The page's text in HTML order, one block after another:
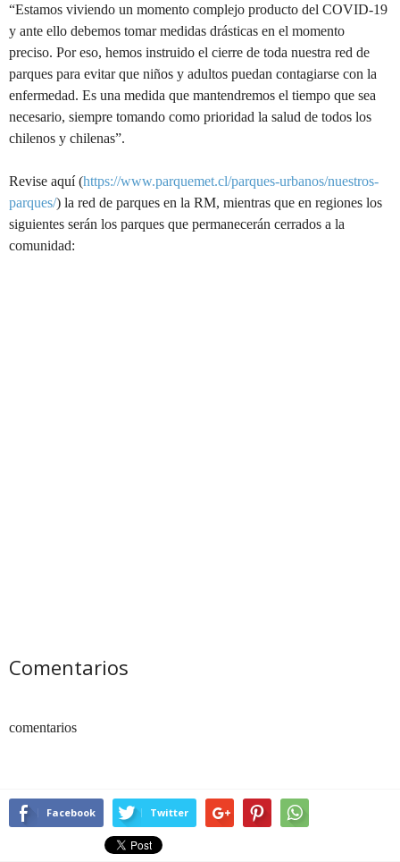
“Estamos viviendo un momento complejo producto del COVID-19
y ante ello debemos tomar medidas drásticas en el momento
preciso. Por eso, hemos instruido el cierre de toda nuestra red de
parques para evitar que niños y adultos puedan contagiarse con la
enfermedad. Es una medida que mantendremos el tiempo que sea
necesario, siempre tomando como prioridad la salud de todos los
chilenos y chilenas”.
Revise aquí (https://www.parquemet.cl/parques-urbanos/nuestros-
parques/) la red de parques en la RM, mientras que en regiones los
siguientes serán los parques que permanecerán cerrados a la
comunidad:
Comentarios
comentarios
Facebook Twitter